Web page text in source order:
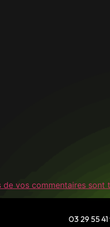
vos commentaires sont
03 29 55